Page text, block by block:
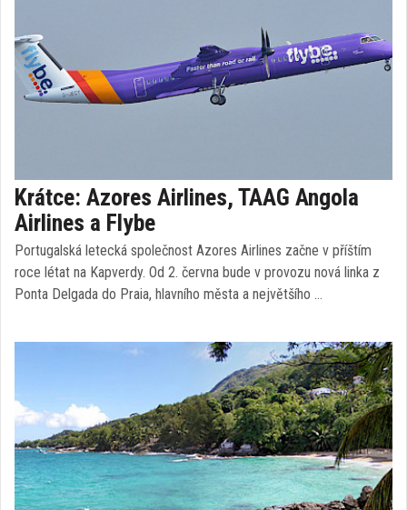
Krátce: Azores Airlines, TAAG Angola
Airlines a Flybe
Portugalská letecká společnost Azores Airlines začne v příštím
roce létat na Kapverdy. Od 2. června bude v provozu nová linka z
Ponta Delgada do Praia, hlavního města a největšího …